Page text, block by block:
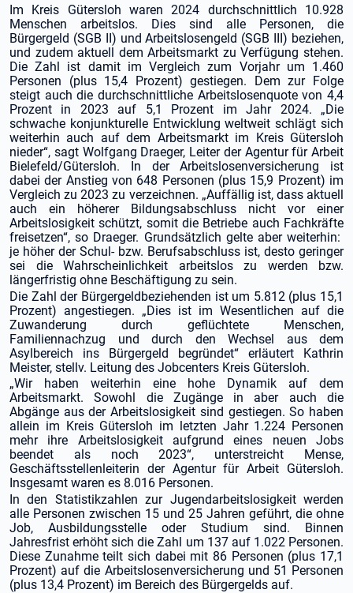
Im Kreis Gütersloh waren 2024 durchschnittlich 10.928
Menschen arbeitslos. Dies sind alle Personen, die
Bürgergeld (SGB II) und Arbeitslosengeld (SGB III) beziehen,
und zudem aktuell dem Arbeitsmarkt zu Verfügung stehen.
Die Zahl ist damit im Vergleich zum Vorjahr um 1.460
Personen (plus 15,4 Prozent) gestiegen. Dem zur Folge
steigt auch die durchschnittliche Arbeitslosenquote von 4,4
Prozent in 2023 auf 5,1 Prozent im Jahr 2024. „Die
schwache konjunkturelle Entwicklung weltweit schlägt sich
weiterhin auch auf dem Arbeitsmarkt im Kreis Gütersloh
nieder“, sagt Wolfgang Draeger, Leiter der Agentur für Arbeit
Bielefeld/Gütersloh. In der Arbeitslosenversicherung ist
dabei der Anstieg von 648 Personen (plus 15,9 Prozent) im
Vergleich zu 2023 zu verzeichnen. „Auffällig ist, dass aktuell
auch ein höherer Bildungsabschluss nicht vor einer
Arbeitslosigkeit schützt, somit die Betriebe auch Fachkräfte
freisetzen“, so Draeger. Grundsätzlich gelte aber weiterhin:
je höher der Schul- bzw. Berufsabschluss ist, desto geringer
sei die Wahrscheinlichkeit arbeitslos zu werden bzw.
längerfristig ohne Beschäftigung zu sein.
Die Zahl der Bürgergeldbeziehenden ist um 5.812 (plus 15,1
Prozent) angestiegen. „Dies ist im Wesentlichen auf die
Zuwanderung durch geflüchtete Menschen,
Familiennachzug und durch den Wechsel aus dem
Asylbereich ins Bürgergeld begründet“ erläutert Kathrin
Meister, stellv. Leitung des Jobcenters Kreis Gütersloh.
„Wir haben weiterhin eine hohe Dynamik auf dem
Arbeitsmarkt. Sowohl die Zugänge in aber auch die
Abgänge aus der Arbeitslosigkeit sind gestiegen. So haben
allein im Kreis Gütersloh im letzten Jahr 1.224 Personen
mehr ihre Arbeitslosigkeit aufgrund eines neuen Jobs
beendet als noch 2023“, unterstreicht Mense,
Geschäftsstellenleiterin der Agentur für Arbeit Gütersloh.
Insgesamt waren es 8.016 Personen.
In den Statistikzahlen zur Jugendarbeitslosigkeit werden
alle Personen zwischen 15 und 25 Jahren geführt, die ohne
Job, Ausbildungsstelle oder Studium sind. Binnen
Jahresfrist erhöht sich die Zahl um 137 auf 1.022 Personen.
Diese Zunahme teilt sich dabei mit 86 Personen (plus 17,1
Prozent) auf die Arbeitslosenversicherung und 51 Personen
(plus 13,4 Prozent) im Bereich des Bürgergelds auf.